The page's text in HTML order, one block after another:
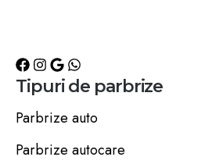
Tipuri de parbrize
Parbrize auto
Parbrize autocare